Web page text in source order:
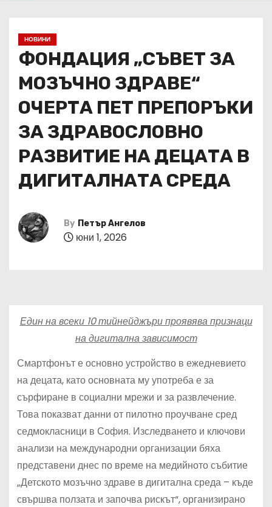
НОВИНИ
ФОНДАЦИЯ „СЪВЕТ ЗА
МОЗЪЧНО ЗДРАВЕ“
ОЧЕРТА ПЕТ ПРЕПОРЪКИ
ЗА ЗДРАВОСЛОВНО
РАЗВИТИЕ НА ДЕЦАТА В
ДИГИТАЛНАТА СРЕДА
By Петър Ангелов
юни 1, 2026
Един на всеки 10 тийнейджъри проявява признаци
на дигитална зависимост
Смартфонът е основно устройство в ежедневието
на децата, като основната му употреба е за
сърфиране в социални мрежи и за развлечение.
Това показват данни от пилотно проучване сред
седмокласници в София. Изследването и ключови
анализи на международни организации бяха
представени днес по време на медийното събитие
„Детското мозъчно здраве в дигитална среда – къде
свършва ползата и започва рискът“, организирано